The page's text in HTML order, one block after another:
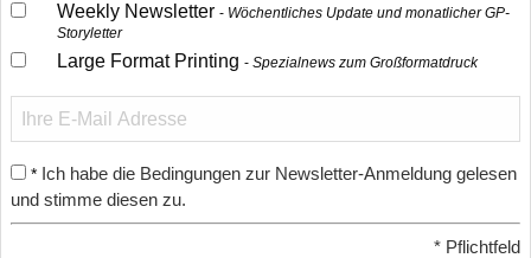
Weekly Newsletter
Wöchentliches Update und monatlicher GP-
Storyletter
Large Format Printing Spezialnews zum Großformatdruck
* Ich habe die Bedingungen zur Newsletter-Anmeldung gelesen
und stimme diesen zu.
* Pflichtfeld